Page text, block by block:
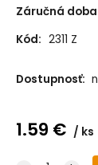
Záručná
Kód: 2311 Z
Dostupnosť:
1.59 € ks